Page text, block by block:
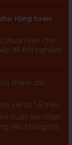
rộng toàn
thuận tiện cho
để trải nghiệm
nội thành chỉ
vali từ 1,5 triệu
trước khi nhận
nếu không hài